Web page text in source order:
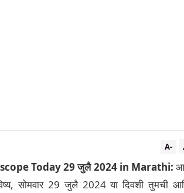
A-
Today 29 जुलै 2024 in Marathi:
सोमवार 29 जुलै 2024 या दिवशी तुमची